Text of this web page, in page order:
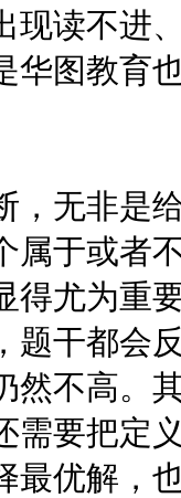
现读不进
华图教育
无非是给
属于或者
得尤为重
题干都会
然不高。
需要把定
最优解，